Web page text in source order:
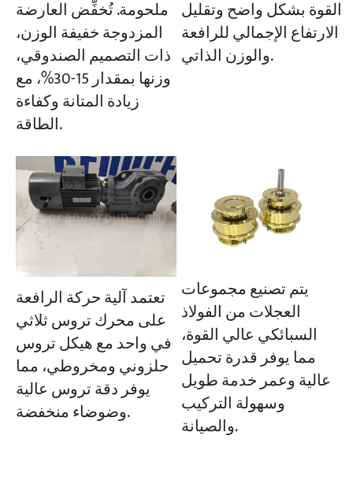
ملحومة. تُخفِّض العارضة
المزدوجة خفيفة الوزن،
ذات التصميم الصندوقي،
وزنها بمقدار 15-30%، مع
زيادة المتانة وكفاءة
الطاقة.
القوة بشكل واضح وتقليل
الارتفاع الإجمالي للرافعة
والوزن الذاتي.
تعتمد آلية حركة الرافعة
على محرك تروس ثلاثي
في واحد مع هيكل تروس
حلزوني ومخروطي، مما
يوفر دقة تروس عالية
وضوضاء منخفضة.
يتم تصنيع مجموعات
العجلات من الفولاذ
السبائكي عالي القوة،
مما يوفر قدرة تحميل
عالية وعمر خدمة طويل
وسهولة التركيب
والصيانة.